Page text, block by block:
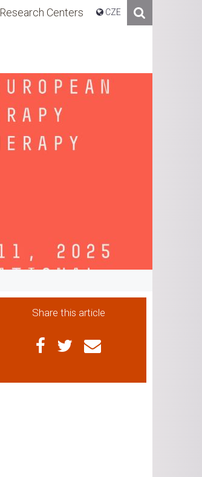
CZE
Research Centers
Share this article